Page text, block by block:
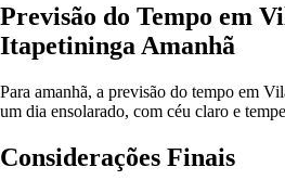
Previsão do Tempo em
Itapetininga Amanhã
Para amanhã, a previsão do tempo em
um dia ensolarado, com céu claro e
Considerações Finais